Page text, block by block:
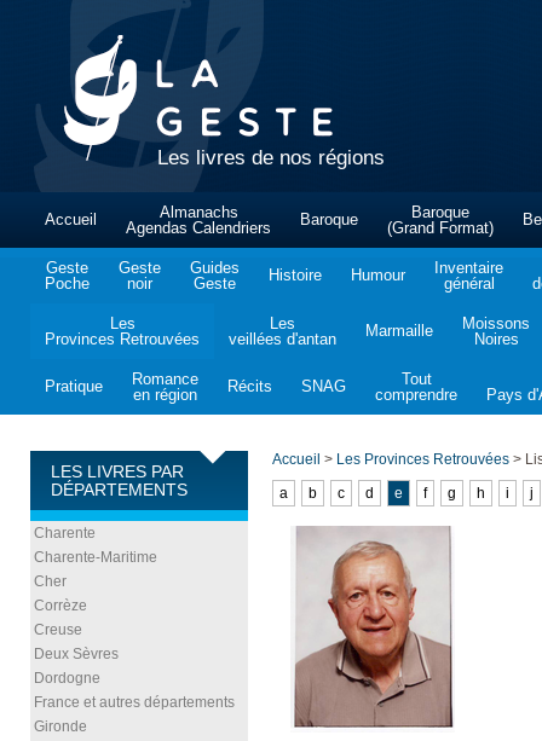
Les livres de nos régions
Accueil
Almanachs
Agendas Calendriers
Baroque
Baroque
(Grand Format)
Geste
Poche
Geste
noir
Guides
Geste
Histoire Humour
Inventaire
général
Les
Provinces Retrouvées
Les
veillées d'antan
Marmaille
Moissons
Noires
Pratique
Romance
en région
Récits SNAG
Tout
comprendre
Pays
LES LIVRES PAR
DÉPARTEMENTS
Charente
Charente-Maritime
Cher
Corrèze
Creuse
Deux Sèvres
Dordogne
France et autres départements
Gironde
Accueil > Les Provinces Retrouvées >
a
b c d e f g h i j